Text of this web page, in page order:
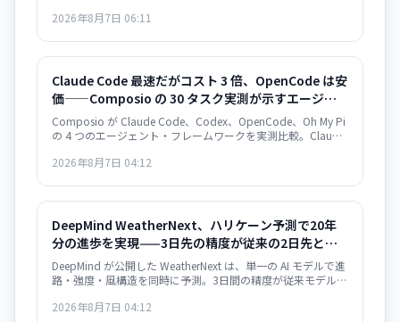
上の重大な転換点を意味する。
2026年8月7日 06:11
Claude Code 最速だがコスト 3 倍、OpenCode は安
価——Composio の 30 タスク実測が示すエージェン
ト・フレームワークの選択基準
Composio が Claude Code、Codex、OpenCode、Oh My Pi
の 4 つのエージェント・フレームワークを実測比較。Claude
OpenCode は $0.073 で 2.7 倍安いが遅い。成功率は接近。
2026年8月7日 04:12
DeepMind WeatherNext、ハリケーン予測で20年
分の進歩を実現——3日先の精度が従来の2日先と同
等
DeepMind が公開した WeatherNext は、単一の AI モデルで進
路・強度・風構造を同時に予測。3日間の精度が従来モデルの
精度向上を達成した。GitHub でオープンソース化。
2026年8月7日 04:12